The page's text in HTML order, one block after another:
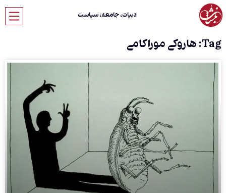
ادبیات، جامعه، سیاست
Tag: هاروکی موراکامی